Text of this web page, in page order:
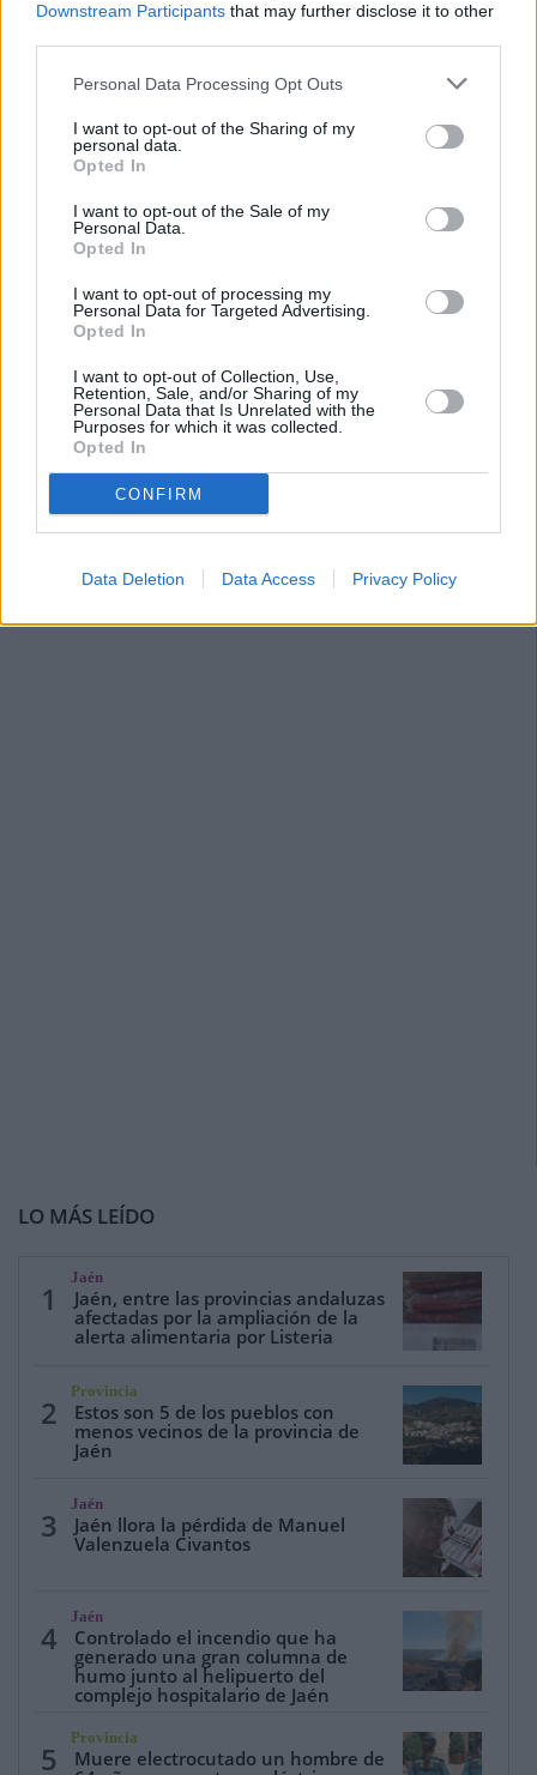
Downstream Participants that may further disclose it to other
Personal Data Processing Opt Outs
I want to opt-out of the Sharing of my
personal data.
Opted In
I want to opt-out of the Sale of my
Personal Data.
Opted In
I want to opt-out of processing my
Personal Data for Targeted Advertising.
Opted In
I want to opt-out of Collection, Use,
Retention, Sale, and/or Sharing of my
Personal Data that Is Unrelated with the
Purposes for which it was collected.
Opted In
CONFIRM
Data Deletion Data Access Privacy Policy
LO MÁS LEÍDO
1
Jaén
Jaén, entre las provincias andaluzas
afectadas por la ampliación de la
alerta alimentaria por Listeria
2
Provincia
Estos son 5 de los pueblos con
menos vecinos de la provincia de
Jaén
3
Jaén
Jaén llora la pérdida de Manuel
Valenzuela Civantos
4
Jaén
Controlado el incendio que ha
generado una gran columna de
humo junto al helipuerto del
complejo hospitalario de Jaén
5
Provincia
Muere electrocutado un hombre de